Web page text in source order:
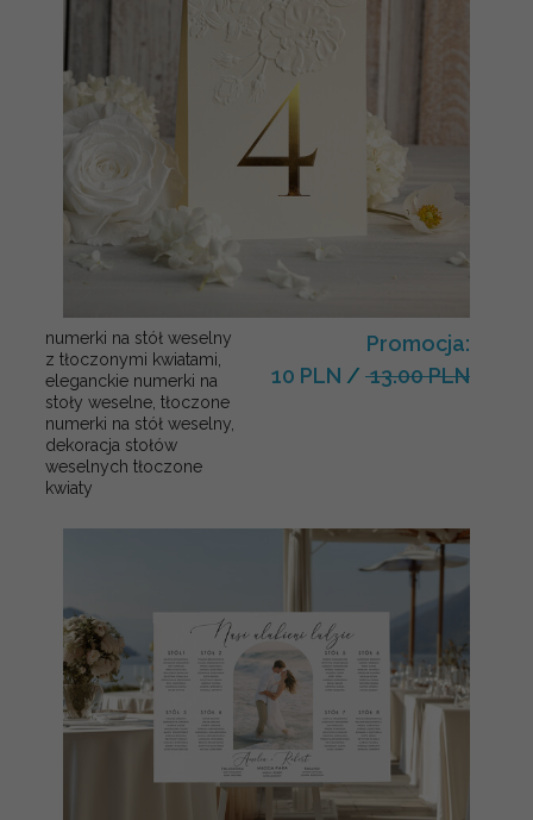
numerki na stół weselny
z tłoczonymi kwiatami,
eleganckie numerki na
stoły weselne, tłoczone
numerki na stół weselny,
dekoracja stołów
weselnych tłoczone
kwiaty
Promocja:
10 PLN / 13.00 PLN